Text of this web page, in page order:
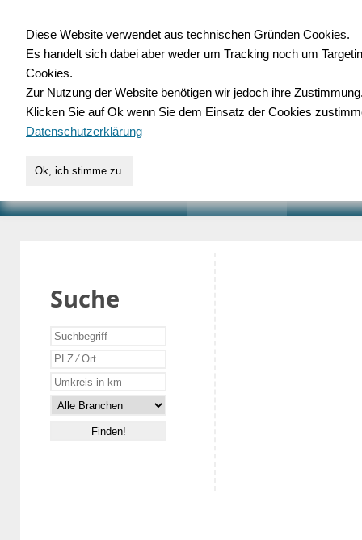
für Handwerk,
Suche
Diese Website verwendet aus technischen Gründen Cookies.
Es handelt sich dabei aber weder um Tracking noch um
Cookies.
Zur Nutzung der Website benötigen wir jedoch ihre
Klicken Sie auf Ok wenn Sie dem Einsatz der Cookies
Datenschutzerklärung
Ok, ich stimme zu.